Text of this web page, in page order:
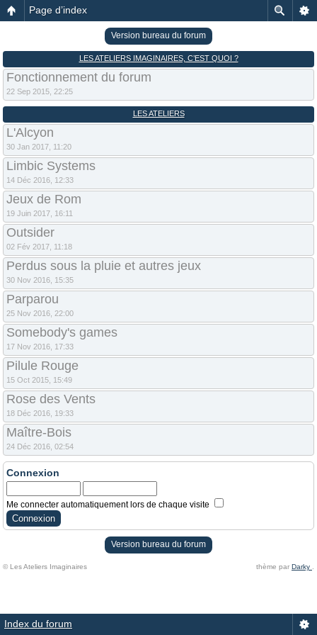
Page d’index
Version bureau du forum
LES ATELIERS IMAGINAIRES, C’EST QUOI ?
Fonctionnement du forum
22 Sep 2015, 22:25
LES ATELIERS
L'Alcyon
30 Jan 2017, 11:20
Limbic Systems
14 Déc 2016, 12:33
Jeux de Rom
19 Juin 2017, 16:11
Outsider
02 Fév 2017, 11:18
Perdus sous la pluie et autres jeux
30 Nov 2016, 15:35
Parparou
25 Nov 2016, 22:00
Somebody's games
17 Nov 2016, 17:33
Pilule Rouge
15 Oct 2015, 15:49
Rose des Vents
18 Déc 2016, 19:33
Maître-Bois
24 Déc 2016, 02:54
Connexion
Me connecter automatiquement lors de chaque visite
Version bureau du forum
© Les Ateliers Imaginaires thème par Darky
Index du forum